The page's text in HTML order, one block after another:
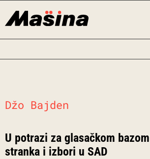
Džo Bajden
U potrazi za glasačkom
stranka i izbori u SAD